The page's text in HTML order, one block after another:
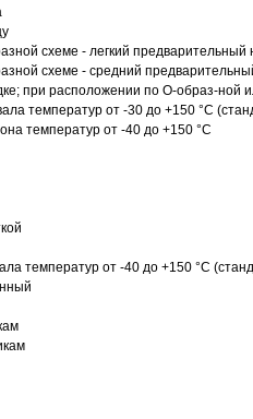
схеме - легкий предварительный
схеме - средний
при расположении по О-образ-
температур от -30 до +150 °C
температур от -40 до +150 °C
температур от -40 до +150 °C